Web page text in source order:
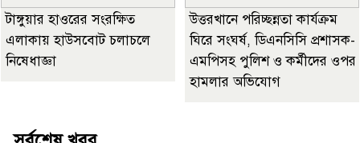
টাঙ্গুয়ার হাওরের সংরক্ষিত
এলাকায় হাউসবোট চলাচলে
নিষেধাজ্ঞা
উত্তরখানে পরিচ্ছন্নতা কার্যক্রম
ঘিরে সংঘর্ষ, ডিএনসিসি প্রশাসক-
এমপিসহ পুলিশ ও কর্মীদের ওপর
হামলার অভিযোগ